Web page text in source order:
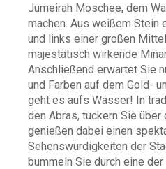
Jumeirah Moschee, dem
machen. Aus weißem Stein
und links einer großen
majestätisch wirkende
Anschließend erwartet Sie
und Farben auf dem Gold-
geht es aufs Wasser! In
den Abras, tuckern Sie über
genießen dabei einen
Sehenswürdigkeiten der
bummeln Sie durch eine